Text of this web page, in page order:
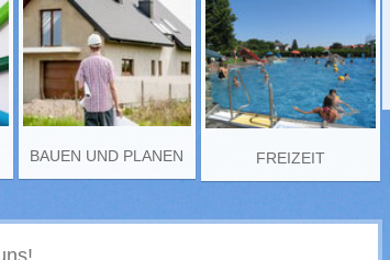
BAUEN UND PLANEN FREIZEIT